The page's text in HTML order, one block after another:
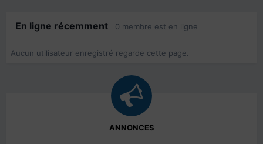
En ligne récemment 0 membre est en ligne
Aucun utilisateur enregistré regarde cette page.
ANNONCES